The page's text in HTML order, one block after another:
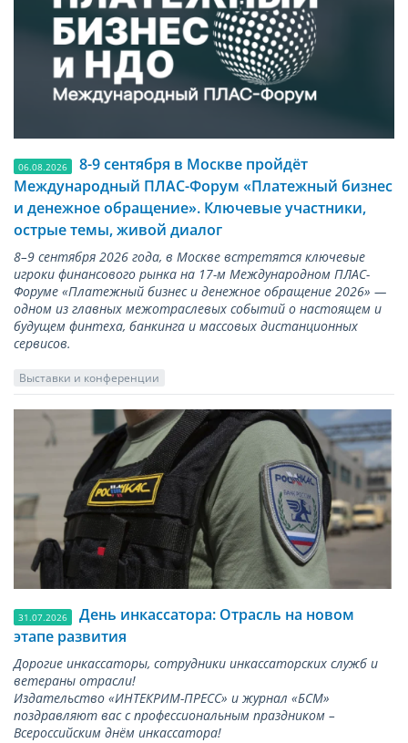
06.08.2026
8-9 сентября в Москве пройдёт
Международный ПЛАС-Форум «Платежный бизнес
и денежное обращение». Ключевые участники,
острые темы, живой диалог
8–9 сентября 2026 года, в Москве встретятся ключевые
игроки финансового рынка на 17-м Международном ПЛАС-
Форуме «Платежный бизнес и денежное обращение 2026» —
одном из главных межотраслевых событий о настоящем и
будущем финтеха, банкинга и массовых дистанционных
сервисов.
Выставки и конференции
31.07.2026
День инкассатора: Отрасль на новом
этапе развития
Дорогие инкассаторы, сотрудники инкассаторских служб и
ветераны отрасли!
Издательство «ИНТЕКРИМ-ПРЕСС» и журнал «БСМ»
поздравляют вас с профессиональным праздником –
Всероссийским днём инкассатора!